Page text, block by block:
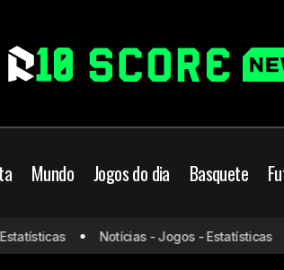
Mundo Jogos do dia Basquete
Bahia
Botafogo
Brasil
Copa do Brasil: sorteio
veja como será definido o
Notícias - Jogos - Estatísticas